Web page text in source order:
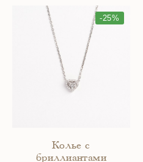
-25%
Колье с
бриллиантами